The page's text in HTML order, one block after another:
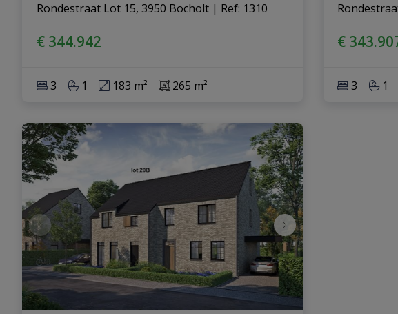
Rondestraat Lot 15, 3950 Bocholt | Ref: 1310
€ 344.942
3 1 183 m² 265 m²
€
3 1